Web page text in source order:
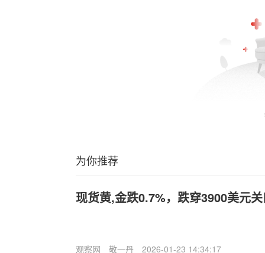
为你推荐
现货黄,金跌0.7%，跌穿3900美元
观察网 敬一丹 2026-01-23 14:34:17